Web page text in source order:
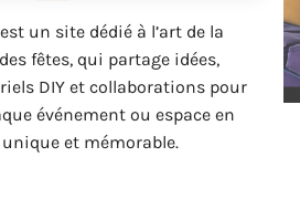
un site dédié à l’art de la
fêtes, qui partage idées,
DIY et collaborations pour
événement ou espace en
et mémorable.